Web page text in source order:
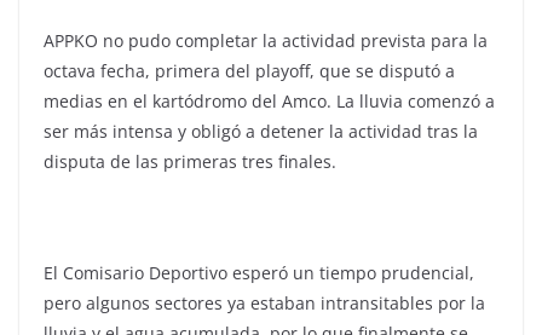
APPKO no pudo completar la actividad prevista para la
octava fecha, primera del playoff, que se disputó a
medias en el kartódromo del Amco. La lluvia comenzó a
ser más intensa y obligó a detener la actividad tras la
disputa de las primeras tres finales.
El Comisario Deportivo esperó un tiempo prudencial,
pero algunos sectores ya estaban intransitables por la